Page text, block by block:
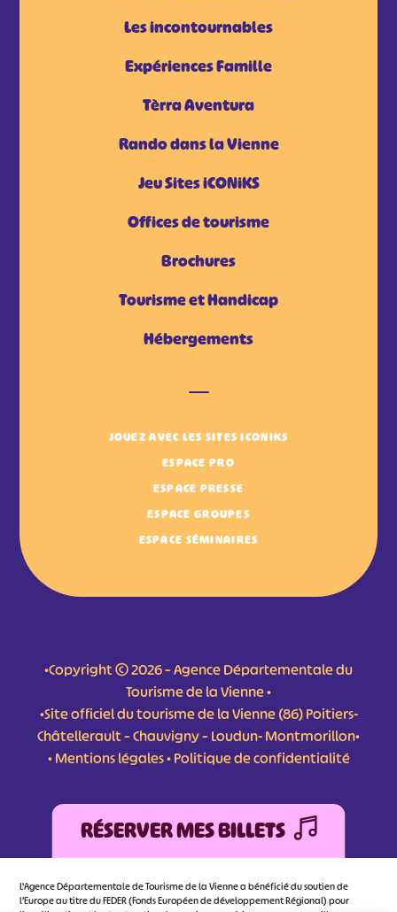
Les incontournables
Expériences Famille
Tèrra Aventura
Rando dans la Vienne
Jeu Sites iCONiKS
Offices de tourisme
Brochures
Tourisme et Handicap
Hébergements
JOUEZ AVEC LES SITES ICONIKS
ESPACE PRO
ESPACE PRESSE
ESPACE GROUPES
ESPACE SÉMINAIRES
•Copyright © 2026 – Agence Départementale du
Tourisme de la Vienne •
•Site officiel du tourisme de la Vienne (86) Poitiers-
Châtellerault – Chauvigny – Loudun- Montmorillon•
•Mentions légales•Politique de confidentialité
RÉSERVER MES BILLETS
L'Agence Départementale de Tourisme de la Vienne a bénéficié du soutien de
l’Europe au titre du FEDER (Fonds Européen de développement Régional) pour